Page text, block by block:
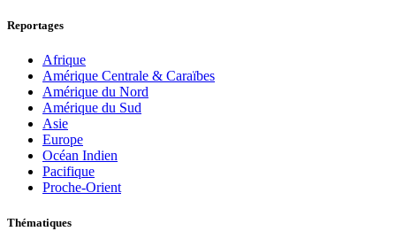
Reportages
Afrique
Amérique Centrale & Caraïbes
Amérique du Nord
Amérique du Sud
Asie
Europe
Océan Indien
Pacifique
Proche-Orient
Thématiques